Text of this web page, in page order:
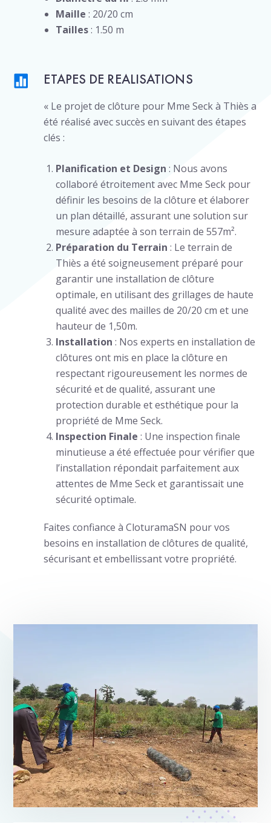
Maille : 20/20 cm
Tailles: 1.50 m
ETAPES DE REALISATIONS
« Le projet de clôture pour Mme Seck à Thiès a
été réalisé avec succès en suivant des étapes
clés :
Planification et Design : Nous avons
collaboré étroitement avec Mme Seck pour
définir les besoins de la clôture et élaborer
un plan détaillé, assurant une solution sur
mesure adaptée à son terrain de 557m².
Préparation du Terrain : Le terrain de
Thiès a été soigneusement préparé pour
garantir une installation de clôture
optimale, en utilisant des grillages de haute
qualité avec des mailles de 20/20 cm et une
hauteur de 1,50m.
Installation : Nos experts en installation de
clôtures ont mis en place la clôture en
respectant rigoureusement les normes de
sécurité et de qualité, assurant une
protection durable et esthétique pour la
propriété de Mme Seck.
Inspection Finale : Une inspection finale
minutieuse a été effectuée pour vérifier que
l’installation répondait parfaitement aux
attentes de Mme Seck et garantissait une
sécurité optimale.
Faites confiance à CloturamaSN pour vos
besoins en installation de clôtures de qualité,
sécurisant et embellissant votre propriété.